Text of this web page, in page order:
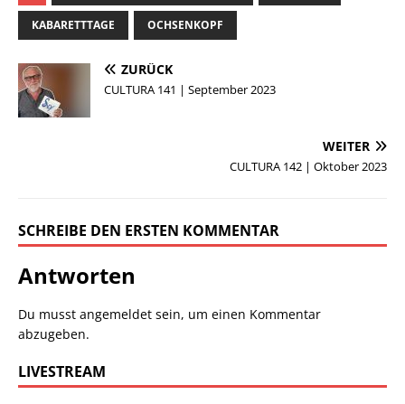
KABARETTTAGE OCHSENKOPF
ZURÜCK
CULTURA 141 | September 2023
WEITER
CULTURA 142 | Oktober 2023
SCHREIBE DEN ERSTEN KOMMENTAR
Antworten
Du musst angemeldet sein, um einen Kommentar
abzugeben.
LIVESTREAM